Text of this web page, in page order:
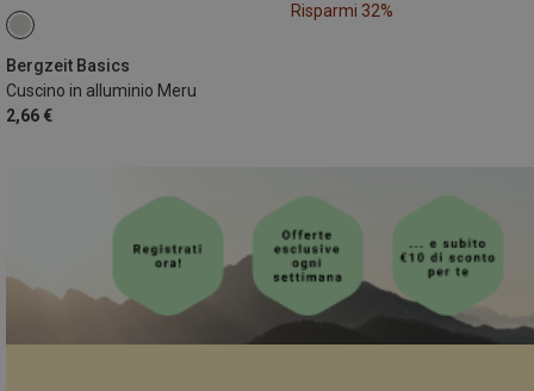
Bergzeit Basics
Cuscino in alluminio Meru
2,66 €
Risparmi 32%